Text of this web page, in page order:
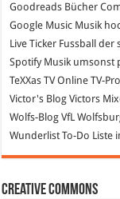
Goodreads Bücher
Google Music Musik
Live Ticker Fussball
der
SpotifyMusik umsonst
TeXXas TVOnline TV-
Victor's Blog Victors
Wolfs-Blog VfL
WunderlistTo-Do Liste
Creative Commons